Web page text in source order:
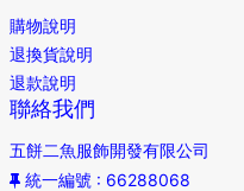
購物說明
退換貨說明
退款說明
聯絡我們
五餅二魚服飾開發有限公司
統一編號 : 66288068